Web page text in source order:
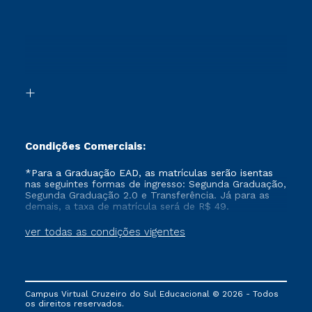
Formação Pedagógica - R2
Condições Comerciais:
ver todas as condições vigentes
*Para a Graduação EAD, as matrículas serão isentas
nas seguintes formas de ingresso: Segunda Graduação,
Segunda Graduação 2.0 e Transferência. Já para as
demais, a taxa de matrícula será de R$ 49.
Campus Virtual Cruzeiro do Sul Educacional © 2026 - Todos
os direitos reservados.